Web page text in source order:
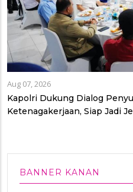
Aug 07, 2026
Kapolri Dukung Dialog
Ketenagakerjaan, Siap Jadi
BANNER KANAN